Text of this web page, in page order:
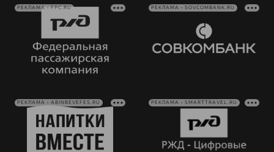
РЕКЛАМА • FPC.RU РЕКЛАМА • SOVCOMBANK.RU
РЕКЛАМА • ABINBEVEFES.RU РЕКЛАМА • SMARTTRAVEL.RU